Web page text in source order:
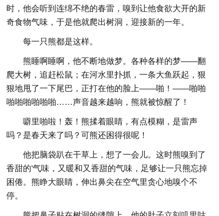
时，他会听到连绵不绝的春雷，嗅到让他食欲大开的新
奇食物气味，于是他就爬出树洞，迎接新的一年。
每一只熊都是这样。
熊睡啊睡啊，他不断地做梦。各种各样的梦——翻
爬大树，追赶松鼠；在河水里扑抓，一条大鱼跃起，狠
狠地甩了一下尾巴，正打在他的脸上——啪！——啪啪
啪啪啪啪啪啪……声音越来越响，熊就被惊醒了！
噼里啪啦！轰！熊揉着眼睛，有点模糊，是雷声
吗？是春天来了吗？可熊还困得很呢！
他把脑袋趴在干草上，想了一会儿。这时熊嗅到了
香甜的'气味，又暖和又香甜的气味，足够让一只熊忘掉
困倦。熊睁大眼睛，伸出鼻尖在空气里贪心地嗅个不
停。